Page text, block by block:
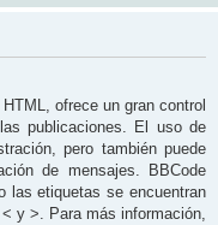
ofrece un gran control
publicaciones. El uso de
pero también puede
de mensajes. BBCode
las etiquetas se encuentran
y >. Para más información,